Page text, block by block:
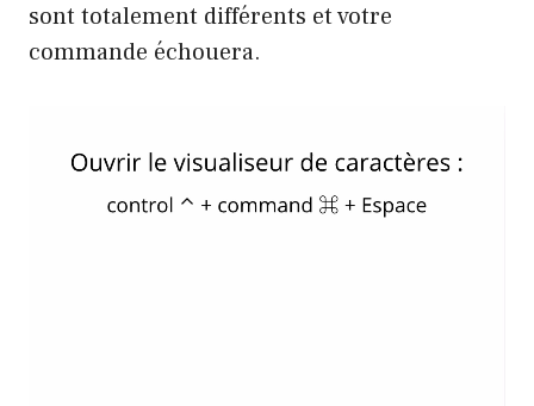
sont totalement différents et votre
commande échouera.